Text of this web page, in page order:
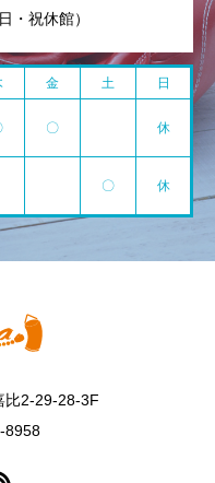
・祝休館）
金 土 日
〇 休
〇 休
比2-29-28-3F
8958